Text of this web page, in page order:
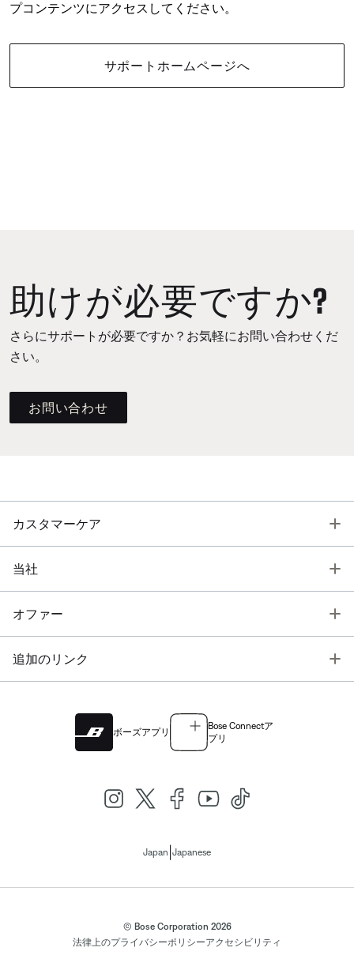
プコンテンツにアクセスしてください。
サポートホームページへ
助けが必要ですか?
さらにサポートが必要ですか？お気軽にお問い合わせくだ
さい。
お問い合わせ
カスタマーケア
当社
オファー
追加のリンク
ボーズアプリ
Bose Connectア
プリ
Japan Japanese
© Bose Corporation 2026
法律上のプライバシーポリシーアクセシビリティ